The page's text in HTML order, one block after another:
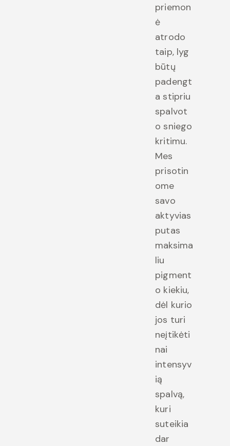
priemon
ė
atrodo
taip, lyg
būtų
padengt
a stipriu
spalvot
o sniego
kritimu.
Mes
prisotin
ome
savo
aktyvias
putas
maksima
liu
pigment
o kiekiu,
dėl kurio
jos turi
neįtikėti
nai
intensyv
ią
spalvą,
kuri
suteikia
dar